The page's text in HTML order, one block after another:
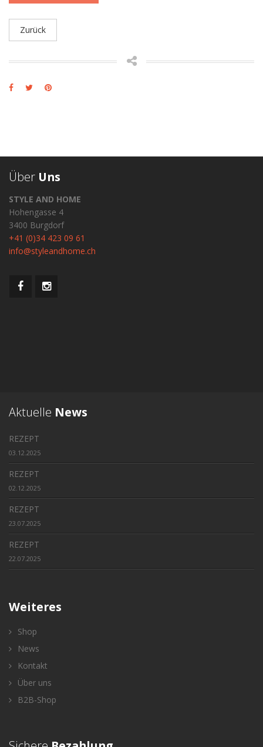
Zurück
Über Uns
STYLE AND HOME
Hohengasse 4
3400 Burgdorf
+41 (0)34 423 09 61
info@styleandhome.ch
Aktuelle News
REZEPT
03.12.2025
REZEPT
02.12.2025
REZEPT
23.07.2025
REZEPT
22.07.2025
Weiteres
Shop
News
Kontakt
Über uns
B2B-Shop